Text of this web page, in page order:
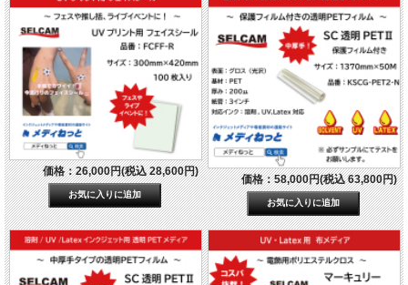
価格：26,000円(税込 28,600円)
価格：58,000円(税込 63,800円)